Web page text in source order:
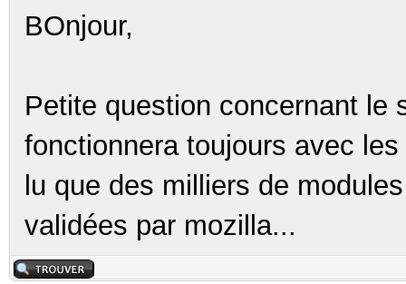
BOnjour,
Petite question concernant le
fonctionnera toujours avec
lu que des milliers de
validées par mozilla...